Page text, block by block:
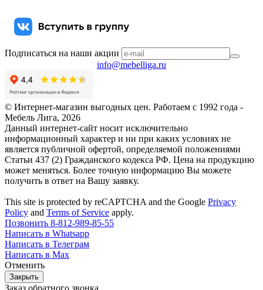
Подписаться на наши акции
info@mebelliga.ru
© Интернет-магазин выгодных цен. Работаем с 1992 года -
Мебель Лига, 2026
Данный интернет-сайт носит исключительно
информационный характер и ни при каких условиях не
является публичной офертой, определяемой положениями
Статьи 437 (2) Гражданского кодекса РФ. Цена на продукцию
может меняться. Более точную информацию Вы можете
получить в ответ на Вашу заявку.
This site is protected by reCAPTCHA and the Google Privacy
Policy and Terms of Service apply.
Позвонить 8-812-989-85-55
Написать в Whatsapp
Написать в Телеграм
Написать в Max
Отменить
Закрыть